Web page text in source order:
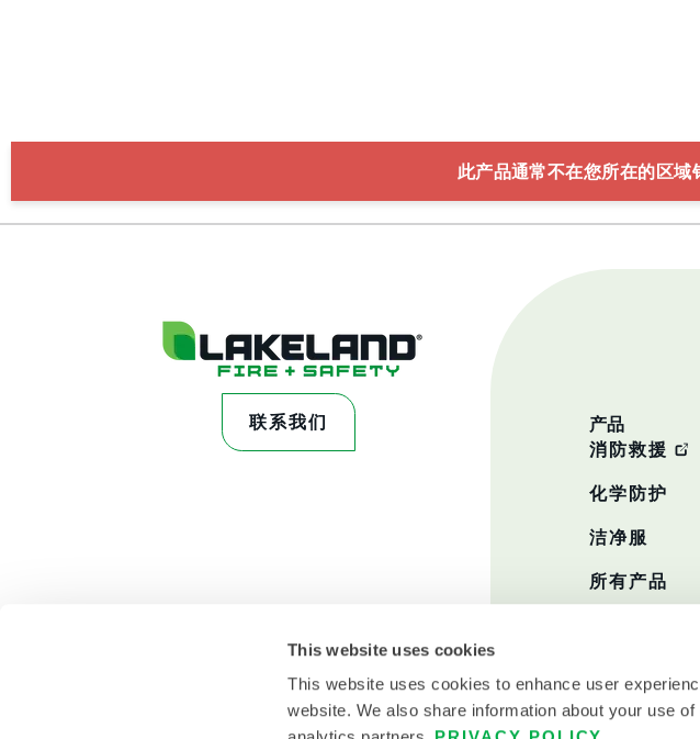
This website uses cookies
This website uses cookies to enhance user
website. We also share information about your use
此产品通常不在您所在的区域
联系我们 产品
消防救援
化学防护
洁净服
所有产品